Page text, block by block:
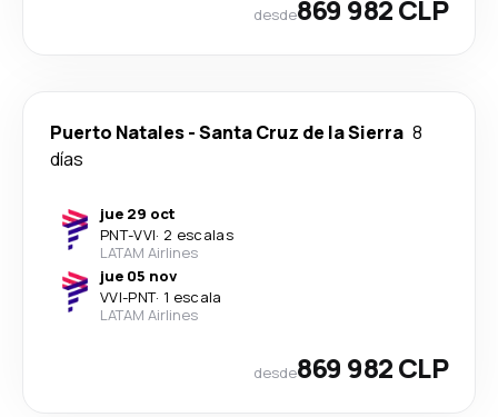
desde869 982 CLP
Puerto Natales-Santa Cruz de la Sierra 8
días
jue 29 oct
PNT-VVI· 2 escalas
LATAM Airlines
jue 05 nov
VVI-PNT· 1 escala
LATAM Airlines
desde869 982 CLP